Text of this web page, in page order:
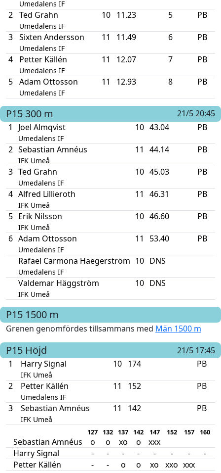
Umedalens IF
2 Ted Grahn
Umedalens IF
10 11.23 5 PB
3 Sixten Andersson
Umedalens IF
11 11.49 6 PB
4 Petter Källén
Umedalens IF
11 12.07 7 PB
5 Adam Ottosson
Umedalens IF
11 12.93 8 PB
P15 300 m
21/5 20:45
1
Joel Almqvist
Umedalens IF
10 43.04 PB
2 Sebastian Amnéus
IFK Umeå
11 44.14 PB
3 Ted Grahn
Umedalens IF
10 45.03 PB
4 Alfred Lillieroth
IFK Umeå
11 46.31 PB
5 Erik Nilsson
IFK Umeå
10 46.60 PB
6 Adam Ottosson
Umedalens IF
11 53.40 PB
Rafael Carmona Haegerström
Umedalens IF
10 DNS
Valdemar Häggström
IFK Umeå
10 DNS
P15 1500 m
Grenen genomfördes tillsammans med Män 1500 m
P15 Höjd
21/5 17:45
1
Harry Signal
IFK Umeå
10 174 PB
2 Petter Källén
Umedalens IF
11 152 PB
3 Sebastian Amnéus
IFK Umeå
11 142 PB
127 132 137 142 147 152 157 160
Sebastian Amnéus o o xo o
xxx
Harry Signal
- - - - - - - -
Petter Källén
- - o o xo xxo xxx